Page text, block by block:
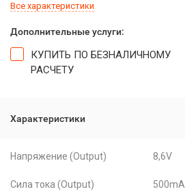
Все характеристики
Дополнительные услуги:
КУПИТЬ ПО БЕЗНАЛИЧНОМУ
РАСЧЕТУ
Характеристики
Напряжение (Output) 8,6V
Сила тока (Output) 500mA